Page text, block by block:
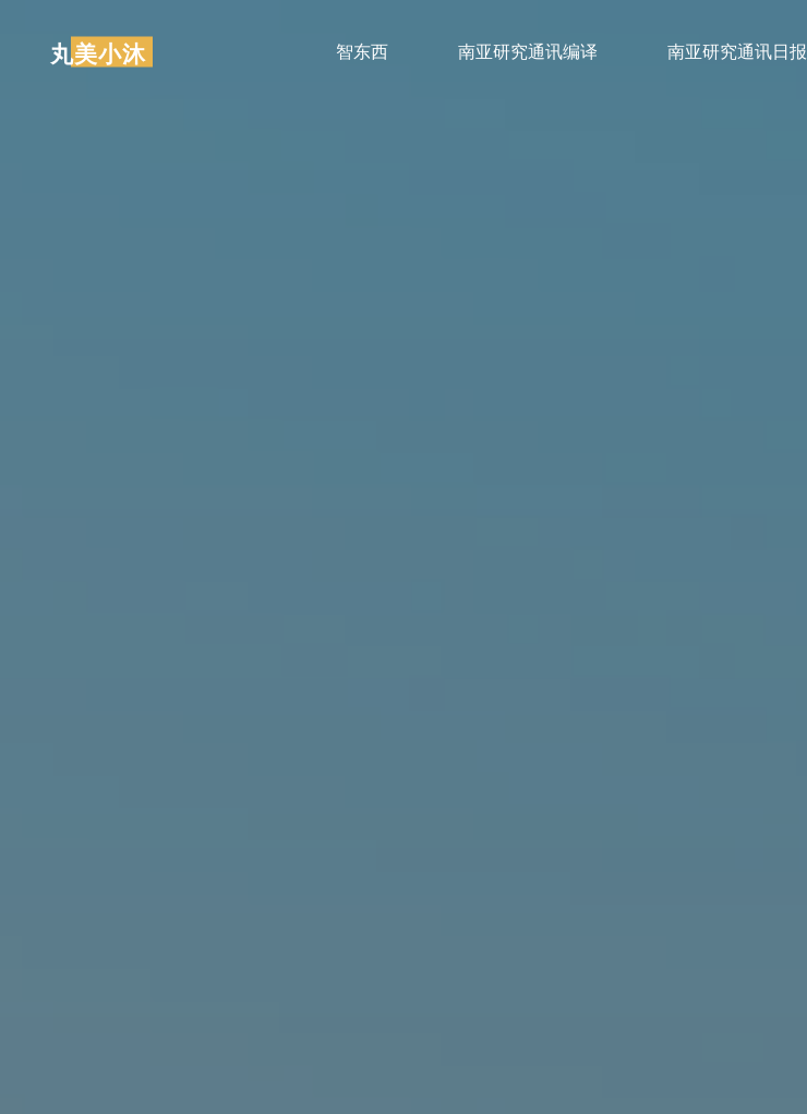
丸美小沐 智东西 南亚研究通讯编译 南亚研究通讯日报